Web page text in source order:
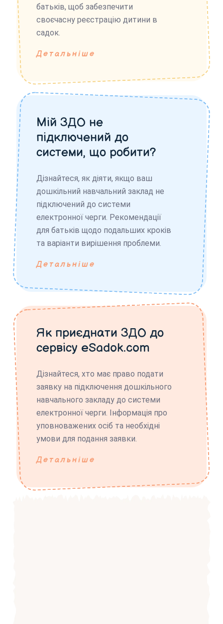
батьків, щоб забезпечити
своєчасну реєстрацію дитини в
садок.
Детальніше
Мій ЗДО не
підключений до
системи, що робити?
Дізнайтеся, як діяти, якщо ваш
дошкільний навчальний заклад не
підключений до системи
електронної черги. Рекомендації
для батьків щодо подальших кроків
та варіанти вирішення проблеми.
Детальніше
Як приєднати ЗДО до
сервісу eSadok.com
Дізнайтеся, хто має право подати
заявку на підключення дошкільного
навчального закладу до системи
електронної черги. Інформація про
уповноважених осіб та необхідні
умови для подання заявки.
Детальніше